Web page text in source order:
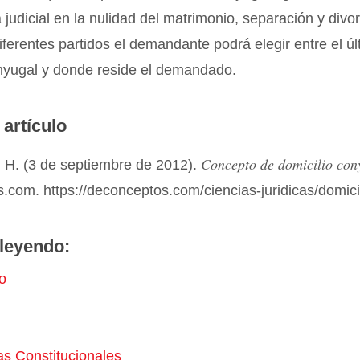
judicial en la nulidad del matrimonio, separación y
partidos el demandante podrá elegir entre el
y donde reside el demandado.
artículo
H. (3 de septiembre de 2012). Concepto de domicilio
https://deconceptos.com/ciencias-juridicas/
Constitucionales